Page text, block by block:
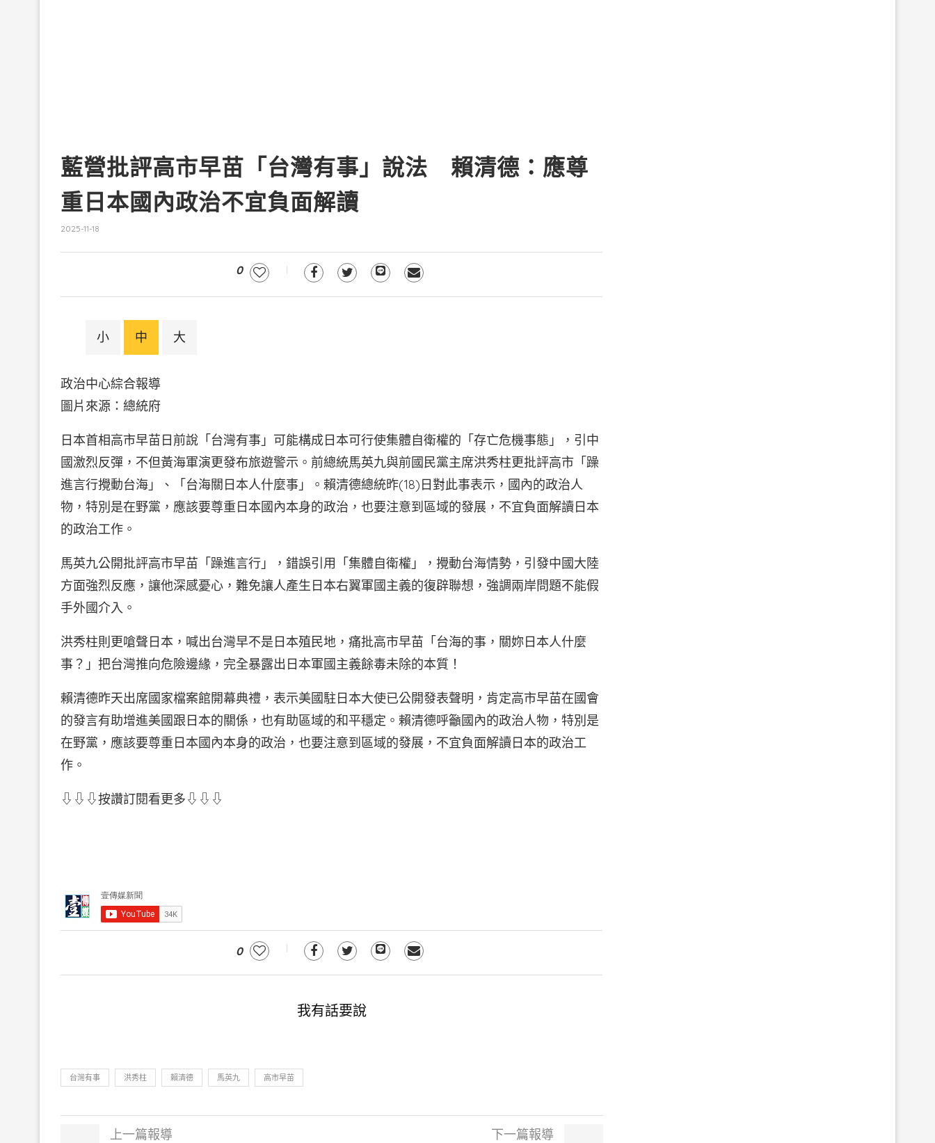
藍營批評高市早苗「台灣有事」說法 賴清德：應尊
重日本國內政治不宜負面解讀
2025-11-18
0
小 中 大
政治中心綜合報導
圖片來源：總統府
日本首相高市早苗日前說「台灣有事」可能構成日本可行使集體自衛權的「存亡危機事態」，引中
國激烈反彈，不但黃海軍演更發布旅遊警示。前總統馬英九與前國民黨主席洪秀柱更批評高市「躁
進言行攪動台海」、「台海關日本人什麼事」。賴清德總統昨(18)日對此事表示，國內的政治人
物，特別是在野黨，應該要尊重日本國內本身的政治，也要注意到區域的發展，不宜負面解讀日本
的政治工作。
馬英九公開批評高市早苗「躁進言行」，錯誤引用「集體自衛權」，攪動台海情勢，引發中國大陸
方面強烈反應，讓他深感憂心，難免讓人產生日本右翼軍國主義的復辟聯想，強調兩岸問題不能假
手外國介入。
洪秀柱則更嗆聲日本，喊出台灣早不是日本殖民地，痛批高市早苗「台海的事，關妳日本人什麼
事？」把台灣推向危險邊緣，完全暴露出日本軍國主義餘毒未除的本質！
賴清德昨天出席國家檔案館開幕典禮，表示美國駐日本大使已公開發表聲明，肯定高市早苗在國會
的發言有助增進美國跟日本的關係，也有助區域的和平穩定。賴清德呼籲國內的政治人物，特別是
在野黨，應該要尊重日本國內本身的政治，也要注意到區域的發展，不宜負面解讀日本的政治工
作。
⇩⇩⇩按讚訂閱看更多⇩⇩⇩
0
我有話要說
台灣有事 洪秀柱 賴清德 馬英九 高市早苗
上一篇報導 下一篇報導